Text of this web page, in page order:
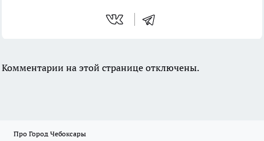
Комментарии на этой странице отключены.
Про Город Чебоксары